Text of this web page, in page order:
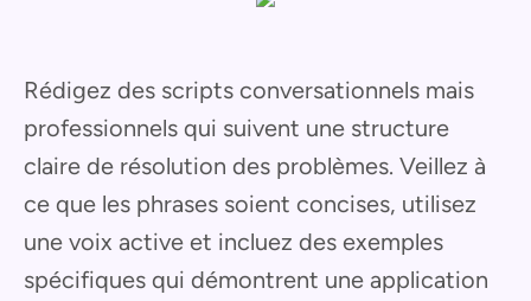
Rédigez des scripts conversationnels mais
professionnels qui suivent une structure
claire de résolution des problèmes. Veillez à
ce que les phrases soient concises, utilisez
une voix active et incluez des exemples
spécifiques qui démontrent une application